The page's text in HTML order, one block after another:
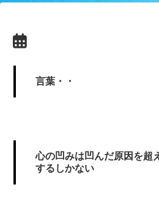
言葉・・
心の凹みは凹んだ原因を超
するしかない